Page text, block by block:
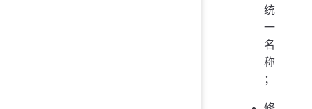
统
一
名
称
；